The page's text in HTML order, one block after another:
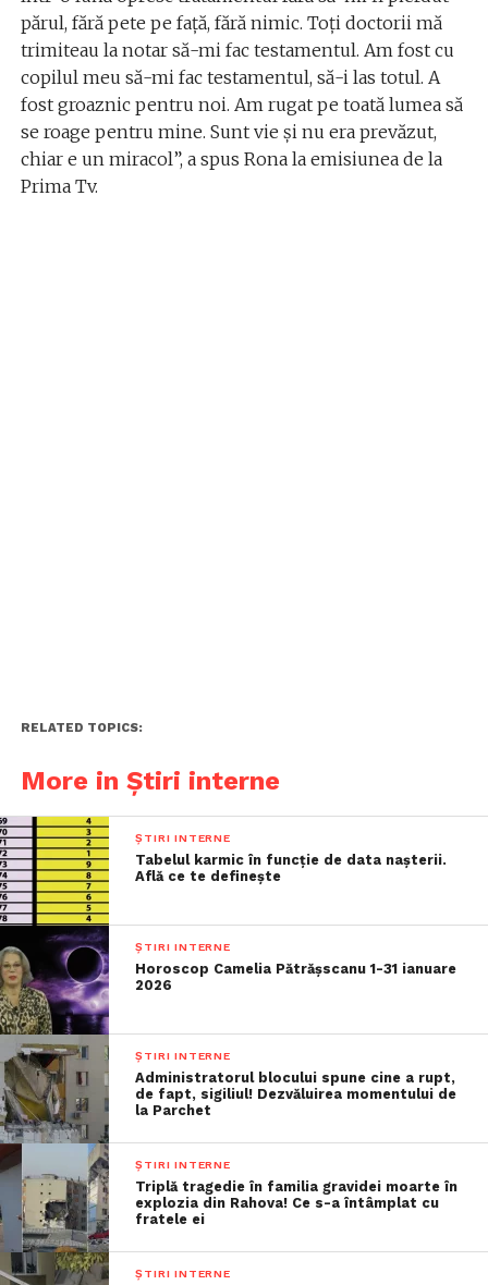
părul, fără pete pe față, fără nimic. Toți doctorii mă
trimiteau la notar să-mi fac testamentul. Am fost cu
copilul meu să-mi fac testamentul, să-i las totul. A
fost groaznic pentru noi. Am rugat pe toată lumea să
se roage pentru mine. Sunt vie și nu era prevăzut,
chiar e un miracol”, a spus Rona la emisiunea de la
Prima Tv.
RELATED TOPICS:
More in Știri interne
ȘTIRI INTERNE
Tabelul karmic în funcție de data nașterii.
Află ce te definește
ȘTIRI INTERNE
Horoscop Camelia Pătrășscanu 1-31 ianuare
2026
ȘTIRI INTERNE
Administratorul blocului spune cine a rupt,
de fapt, sigiliul! Dezvăluirea momentului de
la Parchet
ȘTIRI INTERNE
Triplă tragedie în familia gravidei moarte în
explozia din Rahova! Ce s-a întâmplat cu
fratele ei
ȘTIRI INTERNE